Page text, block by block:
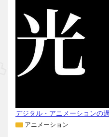
デジタル・アニメーションの
アニメーション